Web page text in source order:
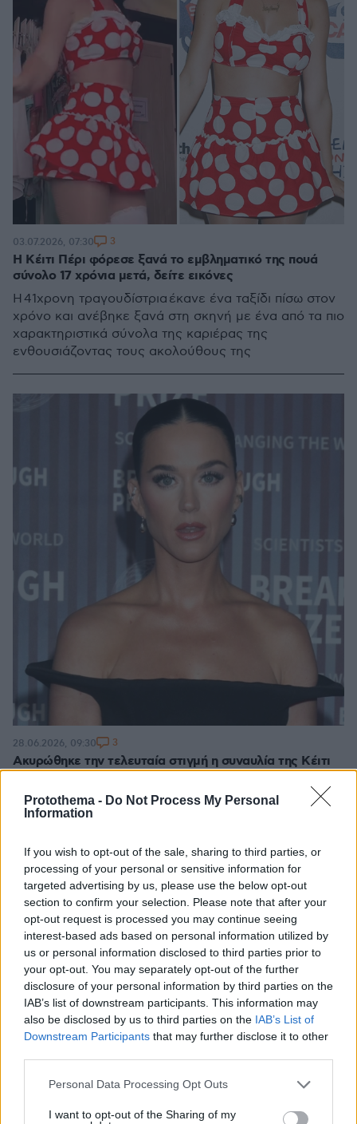
Protothema - Do Not Process My Personal
Information
If you wish to opt-out of the sale, sharing to third parties, or
processing of your personal or sensitive information for
targeted advertising by us, please use the below opt-out
section to confirm your selection. Please note that after your
opt-out request is processed you may continue seeing
interest-based ads based on personal information utilized by
us or personal information disclosed to third parties prior to
your opt-out. You may separately opt-out of the further
disclosure of your personal information by third parties on the
IAB’s list of downstream participants. This information may
also be disclosed by us to third parties on the IAB’s List of
Downstream Participants that may further disclose it to other
Please note that this website/app uses one or more Google
not limited to your visit or usage behaviour. You may click to
Personal Data Processing Opt Outs
I want to opt-out of the Sharing of my
Η Κέιτι Πέρι φόρεσε ξανά το εμβληματικό της πουά
σύνολο 17 χρόνια μετά, δείτε εικόνες
Η 41χρονη τραγουδίστρια έκανε ένα ταξίδι πίσω στον
χρόνο και ανέβηκε ξανά στη σκηνή με ένα από τα πιο
χαρακτηριστικά σύνολα της καριέρας της
ενθουσιάζοντας τους ακολούθους της
03.07.2026, 07:30 3
Ακυρώθηκε την τελευταία στιγμή η συναυλία της Κέιτι
τα μαλλιά και το μακιγιάζ μου
Δόθηκε κυβερνητική εντολή εξαιτίας της
τραγουδίστρια εκφράζοντας την απογοήτευσή της
28.06.2026, 09:30 3